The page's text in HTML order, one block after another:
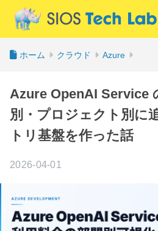
ホーム クラウド Azure
Azure OpenAI Service
別・プロジェクト別に
トリ基盤を作った話
2026-04-01